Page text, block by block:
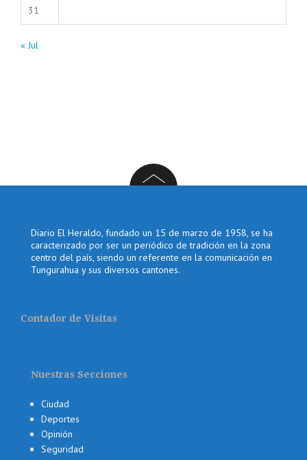
31
« Jul
Diario El Heraldo, fundado un 15 de marzo de 1958, se ha
caracterizado por ser un periódico de tradición en la zona
centro del país, siendo un referente en la comunicación en
Tungurahua y sus diversos cantones.
Contador de Visitas
Nuestras Secciones
Ciudad
Deportes
Opinión
Seguridad